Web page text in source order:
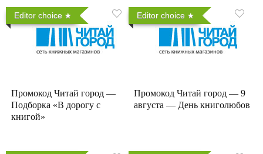
Editor choice
Промокод Читай город —
Подборка «В дорогу с
книгой»
Editor choice
Промокод Читай город — 9
августа — День книголюбов